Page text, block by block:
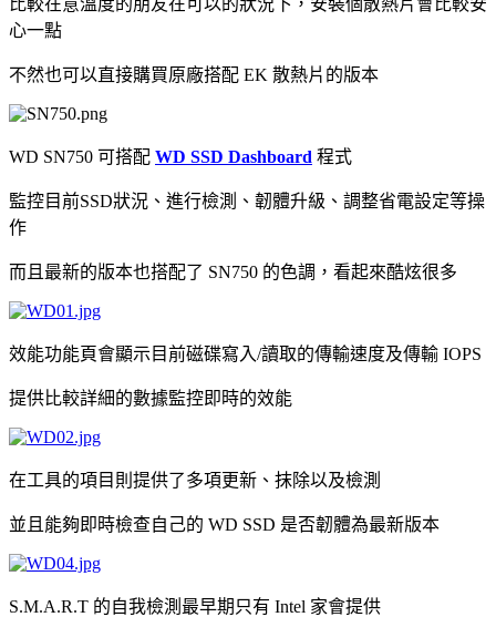
心一點
不然也可以直接購買原廠搭配 EK 散熱片的版本
WD SN750 可搭配 WD SSD Dashboard 程式
監控目前SSD狀況、進行檢測、韌體升級、調整省電設定等操
作
而且最新的版本也搭配了 SN750 的色調，看起來酷炫很多
效能功能頁會顯示目前磁碟寫入/讀取的傳輸速度及傳輸 IOPS
提供比較詳細的數據監控即時的效能
在工具的項目則提供了多項更新、抹除以及檢測
並且能夠即時檢查自己的 WD SSD 是否韌體為最新版本
S.M.A.R.T 的自我檢測最早期只有 Intel 家會提供